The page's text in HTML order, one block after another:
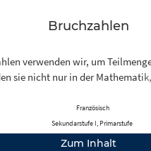
Bruchzahlen
verwenden wir, um
sie nicht nur in der Mathematik,
Französisch
Sekundarstufe I, Primarstufe
Zum Inhalt